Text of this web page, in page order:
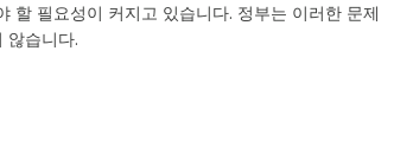
할 필요성이 커지고 있습니다. 정부는 이러한 문제
않습니다.